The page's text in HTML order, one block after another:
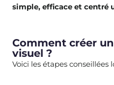
simple, efficace et centré
Comment créer
visuel ?
Voici les étapes conseillées